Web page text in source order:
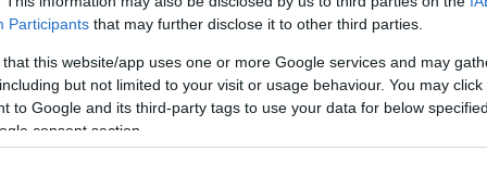
Participants that may further disclose it to other third parties.
that this website/app uses one or more Google services and may
but not limited to your visit or usage behaviour. You may
to Google and its third-party tags to use your data for below
consent section.
του ηλικιωμένου, αστυνομικοί της
μετέβησαν χθες Πέμπτη στο σπίτι του
ως δράστη όπου μετά από έλεγχο βρέθηκαν